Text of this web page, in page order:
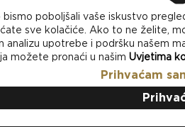
poboljšali vaše iskustvo
sve kolačiće. Ako to ne želite,
analizu upotrebe i podršku našem
možete pronaći u našim Uvjetima
Prihvaćam